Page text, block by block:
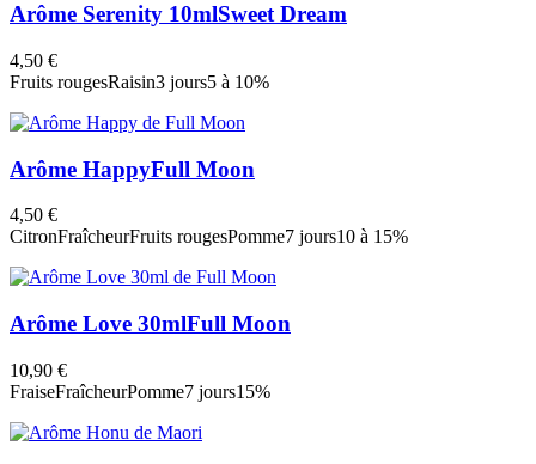
Arôme Serenity 10mlSweet Dream
4,50 €
Fruits rougesRaisin3 jours5 à 10%
Arôme HappyFull Moon
4,50 €
CitronFraîcheurFruits rougesPomme7 jours10 à 15%
Arôme Love 30mlFull Moon
10,90 €
FraiseFraîcheurPomme7 jours15%